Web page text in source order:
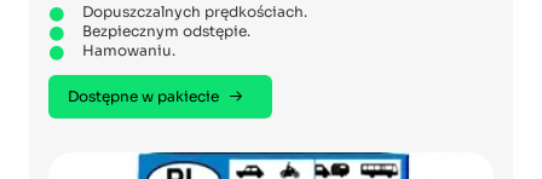
Dopuszczalnych prędkościach.
Bezpiecznym odstępie.
Hamowaniu.
Dostępne w pakiecie